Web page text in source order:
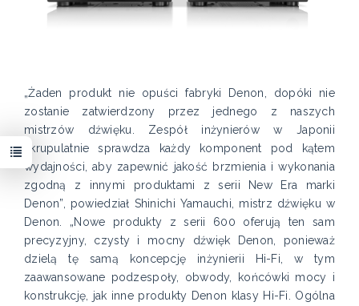
„Żaden produkt nie opuści fabryki Denon, dopóki nie
zostanie zatwierdzony przez jednego z naszych
mistrzów dźwięku. Zespół inżynierów w Japonii
skrupulatnie sprawdza każdy komponent pod kątem
wydajności, aby zapewnić jakość brzmienia i wykonania
zgodną z innymi produktami z serii New Era marki
Denon”, powiedział Shinichi Yamauchi, mistrz dźwięku w
Denon. „Nowe produkty z serii 600 oferują ten sam
precyzyjny, czysty i mocny dźwięk Denon, ponieważ
dzielą tę samą koncepcję inżynierii Hi-Fi, w tym
zaawansowane podzespoły, obwody, końcówki mocy i
konstrukcję, jak inne produkty Denon klasy Hi-Fi. Ogólna